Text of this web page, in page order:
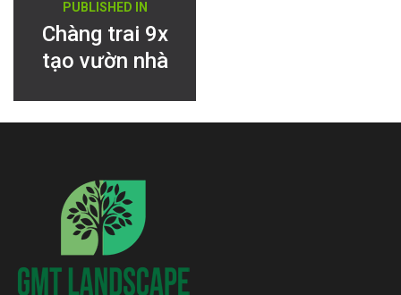
hướng
bài
viết
PUBLISHED IN
Chàng trai 9x
tạo vườn nhà